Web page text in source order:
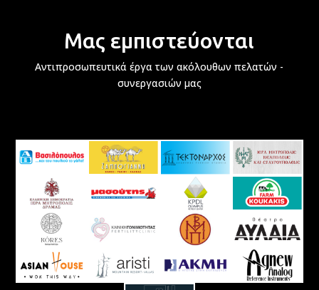
Μας εμπιστεύονται
Αντιπροσωπευτικά έργα των ακόλουθων πελατών -
συνεργασιών μας